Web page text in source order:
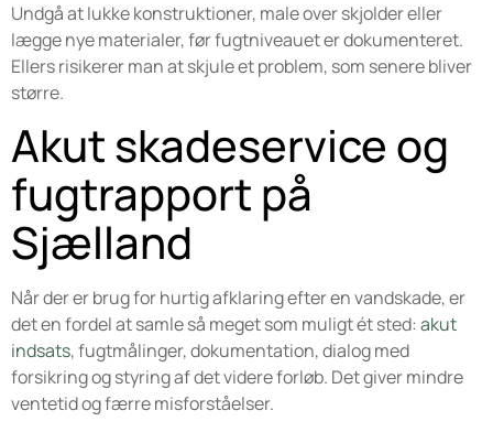
Undgå at lukke konstruktioner, male over skjolder eller
lægge nye materialer, før fugtniveauet er dokumenteret.
Ellers risikerer man at skjule et problem, som senere bliver
større.
Akut skadeservice og
fugtrapport på
Sjælland
Når der er brug for hurtig afklaring efter en vandskade, er
det en fordel at samle så meget som muligt ét sted: akut
indsats, fugtmålinger, dokumentation, dialog med
forsikring og styring af det videre forløb. Det giver mindre
ventetid og færre misforståelser.